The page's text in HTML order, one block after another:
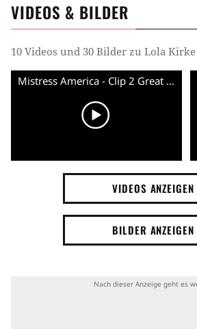
VIDEOS & BILDER
10 Videos und 30 Bilder zu Lola Kirke
Mistress America - Clip 2 Great White Way (Deutsch) HD
VIDEOS ANZEIGEN
BILDER ANZEIGEN